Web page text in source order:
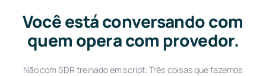
Você está conversando com
quem opera com provedor.
Não com SDR treinado em script. Três coisas que fazemos